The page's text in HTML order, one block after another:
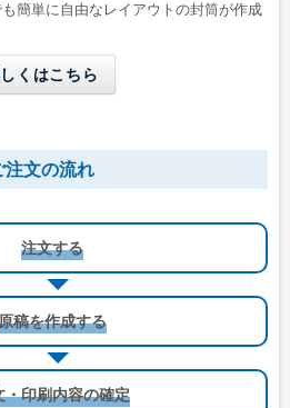
簡単に自由なレイアウトの封筒が作成
くはこちら
注文の流れ
注文する
稿を作成する
・印刷内容の確定